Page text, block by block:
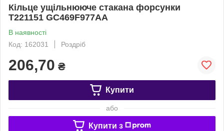
Кільце ущільнююче стакана форсунки
T221151 GC469F977AA
В наявності
Код: 162031
Роздріб
206,70 ₴
Купити
або
Купити з